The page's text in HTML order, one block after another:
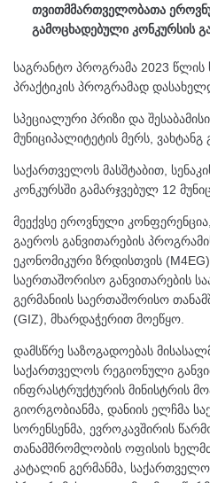
თვითმმართველობათა
გამოცხადებული კონკურსის
საგრანტო პროგრამა 2023 წლის
პრაქტიკის პროგრამად
სპეციალური პრიზი და
მუნიციპალიტეტის მერს,
საქართველოს მასშტაბით,
კონკურსში გამარჯვებულ 12
მეექვსე ეროვნული
გაეროს განვითარების
ეკონომიკური ზრდისთვის
საერთაშორისო განვითარების
გერმანიის საერთაშორისო
(GIZ), მხარდაჭერით მოეწყო.
დამსწრე საზოგადოებას
საქართველოს რეგიონული
ინფრასტრუქტურის მინისტრის
გიორგობიანმა, დანიის ელჩმა
სორენსენმა, ევროკავშირის
თანამშრომლობის ოფისის
კატალინ გერმანმა,